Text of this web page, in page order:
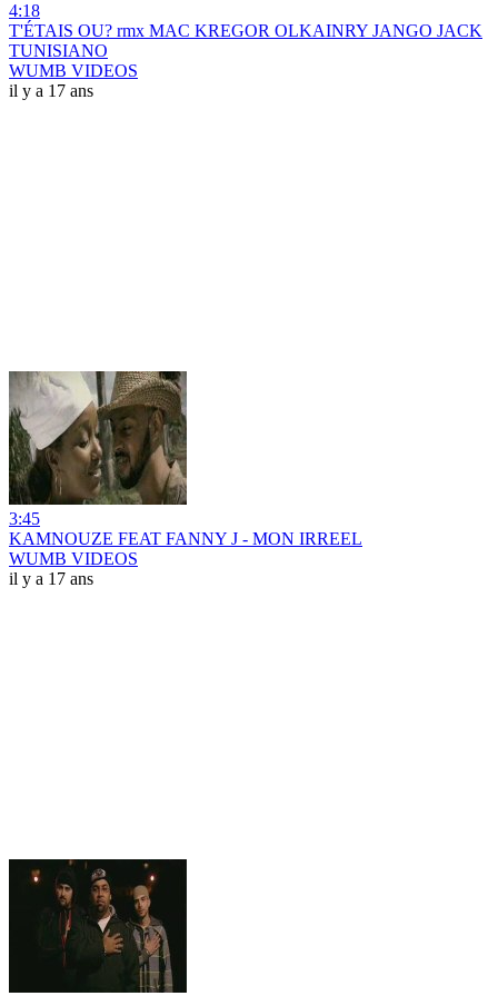
4:18
T'ÉTAIS OU? rmx MAC KREGOR OLKAINRY JANGO JACK
TUNISIANO
WUMB VIDEOS
il y a 17 ans
3:45
KAMNOUZE FEAT FANNY J - MON IRREEL
WUMB VIDEOS
il y a 17 ans